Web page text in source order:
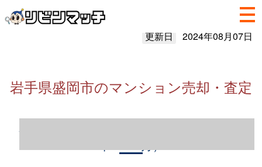
更新日 2024年08月07日
岩手県盛岡市のマンション売却・査定
岩手県盛岡市のマンション売却情報（2023